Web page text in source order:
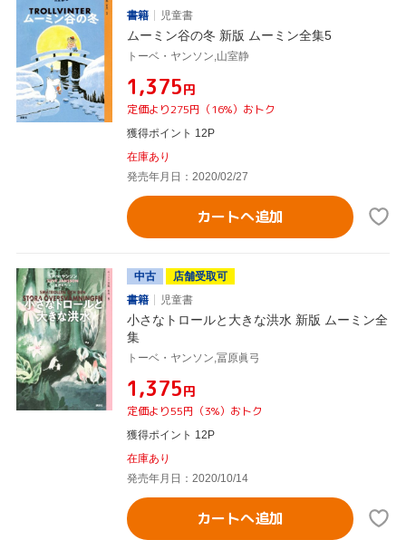
書籍 児童書
ムーミン谷の冬 新版 ムーミン全集5
トーベ・ヤンソン,山室静
¥1,375円
定価より275円（16%）おトク
獲得ポイント 12P
在庫あり
発売年月日：2020/02/27
カートへ追加
中古
店舗受取可
書籍
児童書
小さなトロールと大きな洪水 新版 ムーミン全
集
トーベ・ヤンソン,冨原眞弓
¥1,375円
定価より55円（3%）おトク
獲得ポイント 12P
在庫あり
発売年月日：2020/10/14
カートへ追加